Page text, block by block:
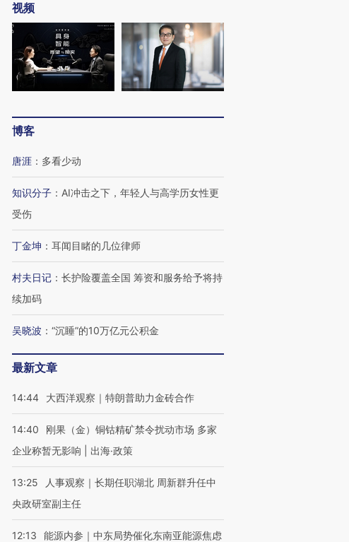
HYROX的吸金
钱找虐”？
毒品
育部长拱下台
】走进第四届链博
让数智科技“链”接产
有意思的生活方式·第三对
住三大增长引擎是什么？
视频
博客
唐涯 ： 多看少动
知识分子 ： AI冲击之下，年轻人与高学历女性更
受伤
丁金坤 ： 耳闻目睹的几位律师
村夫日记 ： 长护险覆盖全国 筹资和服务给予将持
续加码
吴晓波 ： “沉睡”的10万亿元公积金
最新文章
14:44 大西洋观察｜特朗普助力金砖合作
14:40
刚果（金）铜钴精矿禁令扰动市场 多家
企业称暂无影响 | 出海·政策
13:25
人事观察｜长期任职湖北 周新群升任中
央政研室副主任
12:13
能源内参｜中东局势催化东南亚能源焦虑